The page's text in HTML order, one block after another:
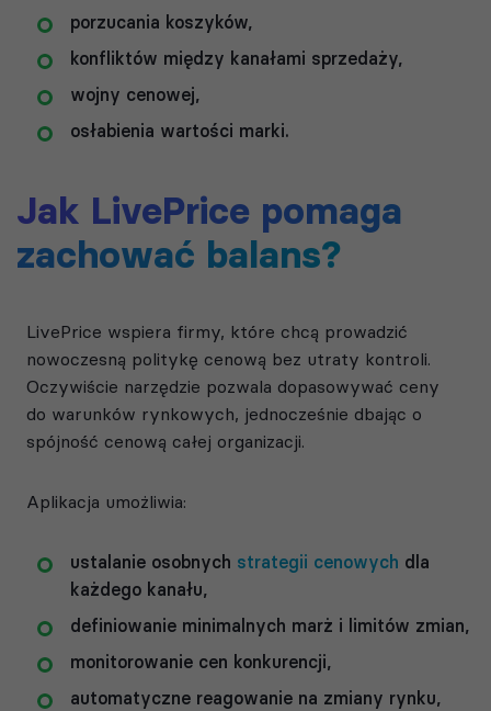
porzucania koszyków,
konfliktów między kanałami sprzedaży,
wojny cenowej,
osłabienia wartości marki.
Jak LivePrice pomaga
zachować balans?
LivePrice wspiera firmy, które chcą prowadzić
nowoczesną politykę cenową bez utraty kontroli.
Oczywiście narzędzie pozwala dopasowywać ceny
do warunków rynkowych, jednocześnie dbając o
spójność cenową całej organizacji.
Aplikacja umożliwia:
ustalanie osobnych strategii cenowych dla
każdego kanału,
definiowanie minimalnych marż i limitów zmian,
monitorowanie cen konkurencji,
automatyczne reagowanie na zmiany rynku,